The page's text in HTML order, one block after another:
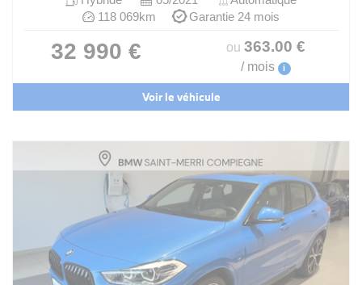
118 069km
Garantie 24 mois
32 990 € ou 363.00 €
/ mois i
Voir le véhicule